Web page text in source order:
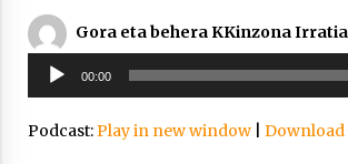
2021/11/25
Gora eta behera KKinzona Irratia
Soinu
erreproduzigailua
00:00
Podcast:Play in new window| Download